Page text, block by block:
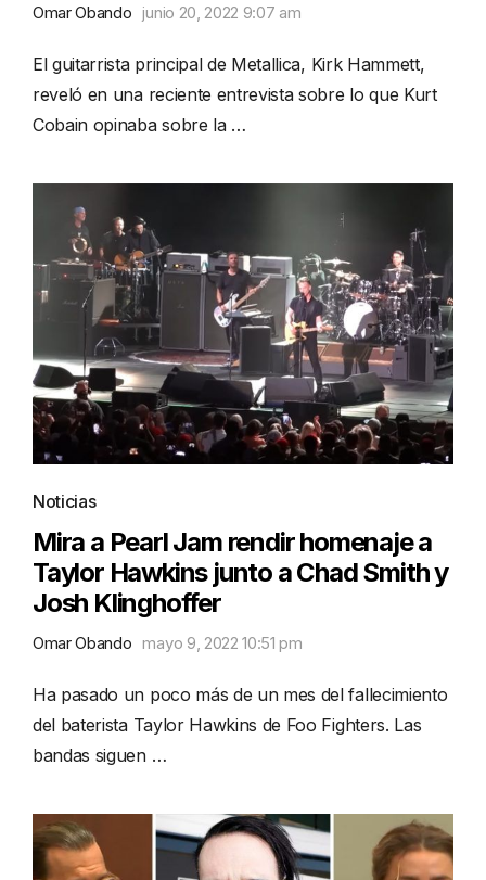
Omar Obando junio 20, 2022 9:07 am
El guitarrista principal de Metallica, Kirk Hammett,
reveló en una reciente entrevista sobre lo que Kurt
Cobain opinaba sobre la …
Noticias
Mira a Pearl Jam rendir homenaje a
Taylor Hawkins junto a Chad Smith y
Josh Klinghoffer
Omar Obando mayo 9, 2022 10:51 pm
Ha pasado un poco más de un mes del fallecimiento
del baterista Taylor Hawkins de Foo Fighters. Las
bandas siguen …